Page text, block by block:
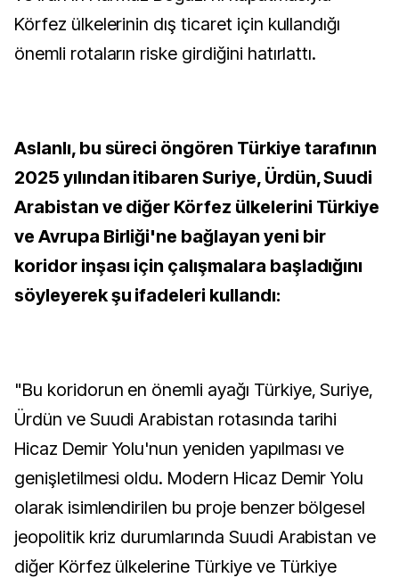
Körfez ülkelerinin dış ticaret için kullandığı
önemli rotaların riske girdiğini hatırlattı.
Aslanlı, bu süreci öngören Türkiye tarafının
2025 yılından itibaren Suriye, Ürdün, Suudi
Arabistan ve diğer Körfez ülkelerini Türkiye
ve Avrupa Birliği'ne bağlayan yeni bir
koridor inşası için çalışmalara başladığını
söyleyerek şu ifadeleri kullandı:
"Bu koridorun en önemli ayağı Türkiye, Suriye,
Ürdün ve Suudi Arabistan rotasında tarihi
Hicaz Demir Yolu'nun yeniden yapılması ve
genişletilmesi oldu. Modern Hicaz Demir Yolu
olarak isimlendirilen bu proje benzer bölgesel
jeopolitik kriz durumlarında Suudi Arabistan ve
diğer Körfez ülkelerine Türkiye ve Türkiye